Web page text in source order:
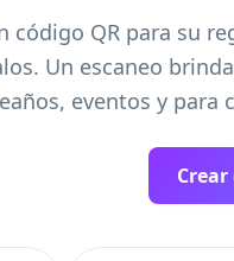
código QR para su
Un escaneo
eventos y para